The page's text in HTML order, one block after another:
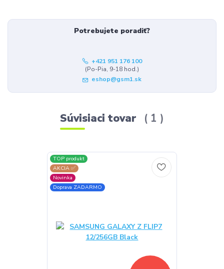
Potrebujete poradiť?
+421 951 176 100
(Po-Pia, 9-18 hod.)
eshop@gsm1.sk
Súvisiaci tovar 1
TOP produkt
AKCIA ✅
Novinka
Doprava ZADARMO